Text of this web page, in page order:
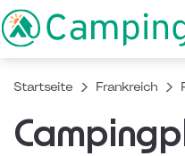
Startseite Frankreich